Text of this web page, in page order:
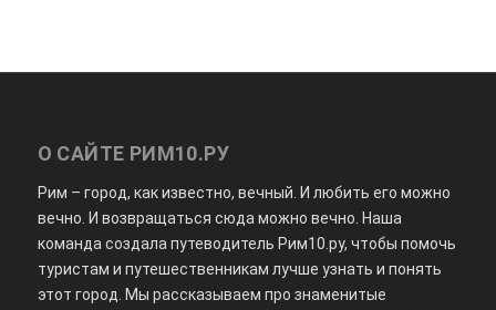
О САЙТЕ РИМ10.РУ
Рим – город, как известно, вечный. И любить его можно
вечно. И возвращаться сюда можно вечно. Наша
команда создала путеводитель Рим10.ру, чтобы помочь
туристам и путешественникам лучше узнать и понять
этот город. Мы рассказываем про знаменитые